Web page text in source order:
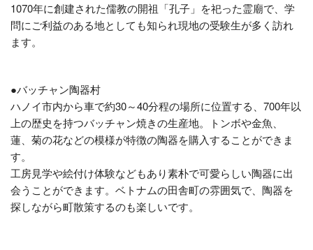
1070年に創建された儒教の開祖「孔子」を祀った霊廟で、学
問にご利益のある地としても知られ現地の受験生が多く訪れ
ます。
●バッチャン陶器村
ハノイ市内から車で約30～40分程の場所に位置する、700年以
上の歴史を持つバッチャン焼きの生産地。トンボや金魚、
蓮、菊の花などの模様が特徴の陶器を購入することができま
す。
工房見学や絵付け体験などもあり素朴で可愛らしい陶器に出
会うことができます。ベトナムの田舎町の雰囲気で、陶器を
探しながら町散策するのも楽しいです。